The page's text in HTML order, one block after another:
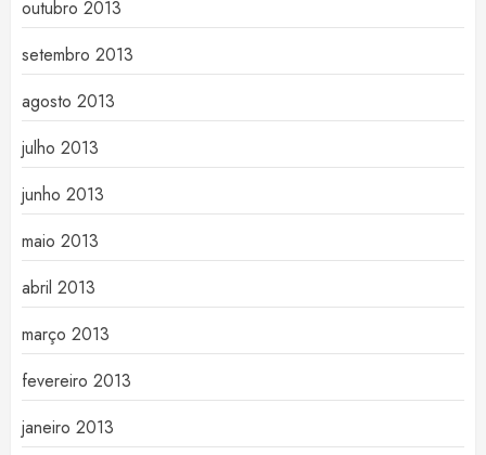
outubro 2013
setembro 2013
agosto 2013
julho 2013
junho 2013
maio 2013
abril 2013
março 2013
fevereiro 2013
janeiro 2013